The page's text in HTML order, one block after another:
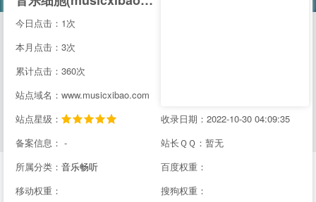
今日点击：1次
本月点击：3次
累计点击：360次
站点域名：www.musicxibao.com
站点星级：
收录日期：2022-10-30 04:09:35
备案信息： -
站长ＱＱ：暂无
所属分类： 音乐畅听
百度权重：
移动权重：
搜狗权重：